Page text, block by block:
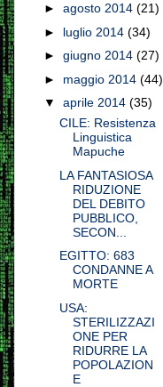
► agosto 2014 (21)
► luglio 2014 (34)
► giugno 2014 (27)
► maggio 2014 (44)
▼ aprile 2014 (35)
CILE: Resistenza
Linguistica
Mapuche
LA FANTASIOSA
RIDUZIONE
DEL DEBITO
PUBBLICO,
SECON...
EGITTO: 683
CONDANNE A
MORTE
USA:
STERILIZZAZI
ONE PER
RIDURRE LA
POPOLAZION
E